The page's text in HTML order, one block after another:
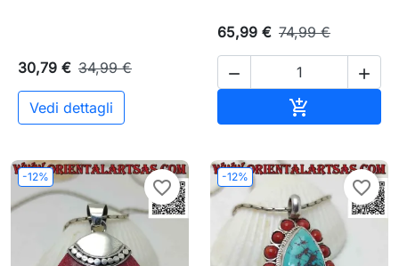
30,79 € 34,99 €
Vedi dettagli
65,99 € 74,99 €
 

-12%
favorite_border
-12%
favorite_border